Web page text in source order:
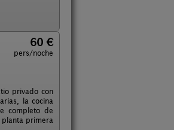
60 €
pers/noche
privado con
la cocina
completo de
primera